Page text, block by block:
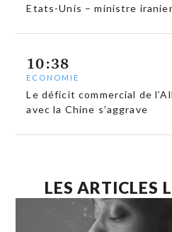
Etats-Unis – ministre
10:38
ECONOMIE
Le déficit commercial de
avec la Chine s’aggrave
LES ARTICLES